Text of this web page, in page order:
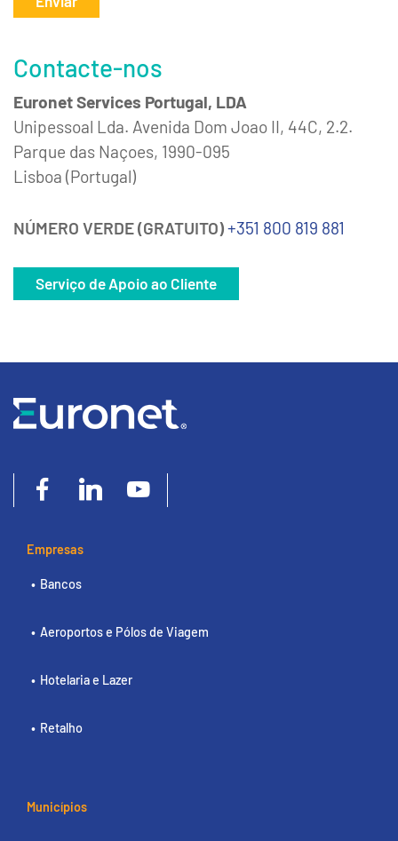
Contacte-nos
Euronet Services Portugal, LDA
Unipessoal Lda. Avenida Dom Joao II, 44C, 2.2.
Parque das Naçoes, 1990-095
Lisboa (Portugal)
NÚMERO VERDE (GRATUITO)+351 800 819 881
Serviço de Apoio ao Cliente
Empresas
Bancos
Aeroportos e Pólos de Viagem
Hotelaria e Lazer
Retalho
Municípios